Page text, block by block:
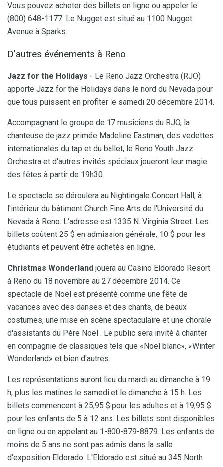
Vous pouvez acheter des billets en ligne ou appeler le
(800) 648-1177. Le Nugget est situé au 1100 Nugget
Avenue à Sparks.
D'autres événements à Reno
Jazz for the Holidays - Le Reno Jazz Orchestra (RJO)
apporte Jazz for the Holidays dans le nord du Nevada pour
que tous puissent en profiter le samedi 20 décembre 2014.
Accompagnant le groupe de 17 musiciens du RJO, la
chanteuse de jazz primée Madeline Eastman, des vedettes
internationales du tap et du ballet, le Reno Youth Jazz
Orchestra et d'autres invités spéciaux joueront leur magie
des fêtes à partir de 19h30.
Le spectacle se déroulera au Nightingale Concert Hall, à
l'intérieur du bâtiment Church Fine Arts de l'Université du
Nevada à Reno. L'adresse est 1335 N. Virginia Street. Les
billets coûtent 25 $ en admission générale, 10 $ pour les
étudiants et peuvent être achetés en ligne.
Christmas Wonderland jouera au Casino Eldorado Resort
à Reno du 18 novembre au 27 décembre 2014. Ce
spectacle de Noël est présenté comme une fête de
vacances avec des danses et des chants, de beaux
costumes, une mise en scène spectaculaire et une chorale
d'assistants du Père Noël . Le public sera invité à chanter
en compagnie de classiques tels que «Noël blanc», «Winter
Wonderland» et bien d'autres.
Les représentations auront lieu du mardi au dimanche à 19
h, plus les matines le samedi et le dimanche à 15 h. Les
billets commencent à 25,95 $ pour les adultes et à 19,95 $
pour les enfants de 5 à 12 ans. Les billets sont disponibles
en ligne ou en appelant au 1-800-879-8879. Les enfants de
moins de 5 ans ne sont pas admis dans la salle
d'exposition Eldorado. L'Eldorado est situé au 345 North